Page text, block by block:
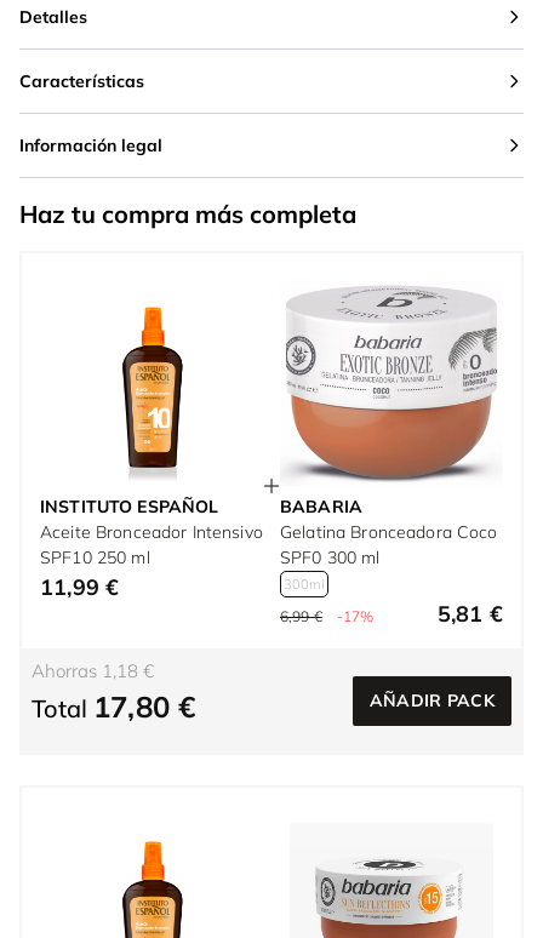
Detalles
Características
Información legal
Haz tu compra más completa
INSTITUTO ESPAÑOL
Aceite Bronceador Intensivo
SPF10 250 ml
11,99 €
BABARIA
Gelatina Bronceadora Coco
SPF0 300 ml
300ml
6,99 € -17% 5,81 €
Ahorras 1,18 €
Total 17,80 € AÑADIR PACK